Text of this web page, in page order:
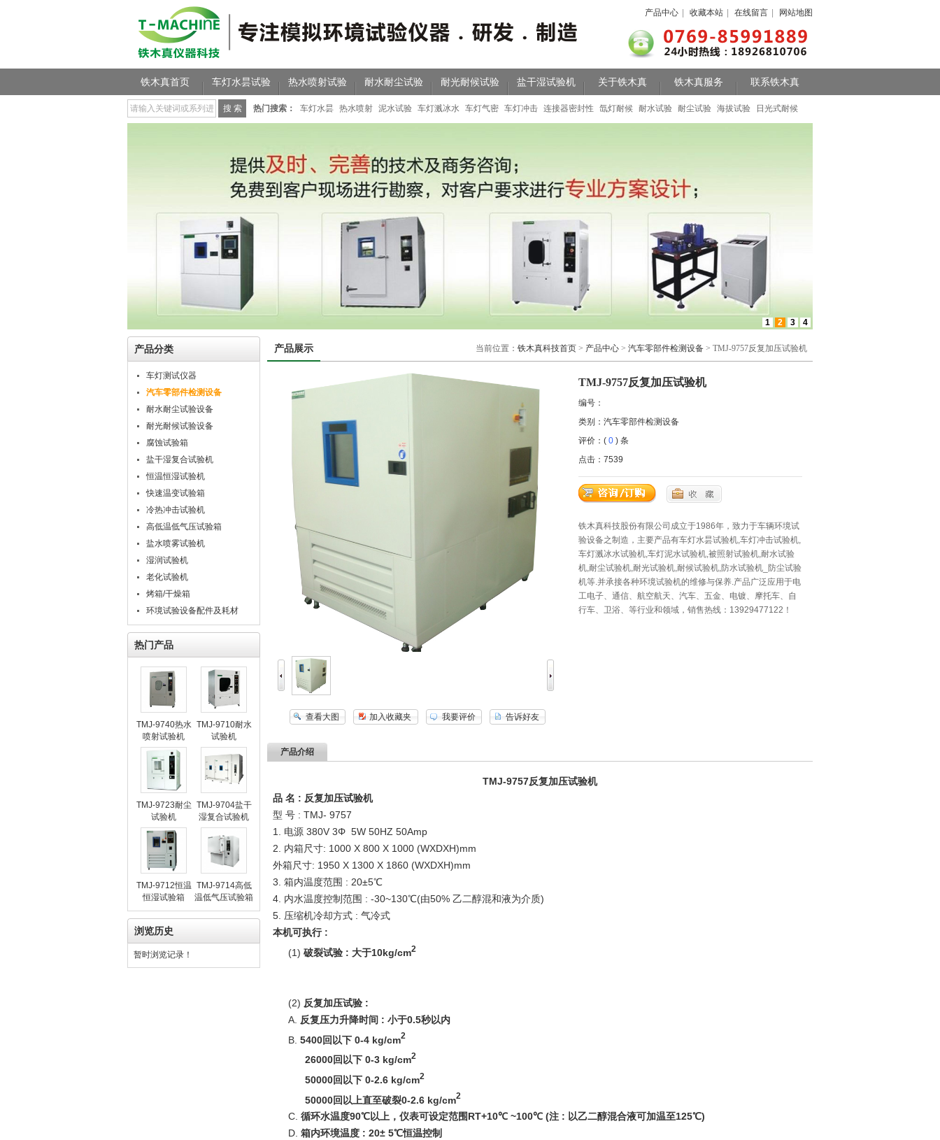
产品中心 收藏本站 在线留言 网站地图
铁木真首页 车灯水昙试验 热水喷射试验 耐水耐尘试验 耐光耐候试验 盐干湿试验机 关于铁木真 铁木真服务 联系铁木真
热门搜索： 车灯水昙 热水喷射 泥水试验 车灯溅冰水 车灯气密 车灯冲击 连接器密封性 氙灯耐候 耐水试验 耐尘试验 海拔试验 日光式耐候
1 2 3 4
产品分类
车灯测试仪器
汽车零部件检测设备
耐水耐尘试验设备
耐光耐候试验设备
腐蚀试验箱
盐干湿复合试验机
恒温恒湿试验机
快速温变试验箱
冷热冲击试验机
高低温低气压试验箱
盐水喷雾试验机
湿润试验机
老化试验机
烤箱/干燥箱
环境试验设备配件及耗材
热门产品
TMJ-9740热水
喷射试验机
TMJ-9710耐水
试验机
TMJ-9723耐尘
试验机
TMJ-9704盐干
湿复合试验机
TMJ-9712恒温
恒湿试验箱
TMJ-9714高低
温低气压试验箱
浏览历史
暂时浏览记录！
产品展示 当前位置： 铁木真科技首页 > 产品中心 > 汽车零部件检测设备 > TMJ-9757反复加压试验机
查看大图 加入收藏夹 我要评价 告诉好友
TMJ-9757反复加压试验机
编号：
类别：汽车零部件检测设备
评价：( 0 ) 条
点击：7539
铁木真科技股份有限公司成立于1986年，致力于车辆环境试
验设备之制造，主要产品有车灯水昙试验机,车灯冲击试验机,
车灯溅冰水试验机,车灯泥水试验机,被照射试验机,耐水试验
机,耐尘试验机,耐光试验机,耐候试验机,防水试验机_防尘试验
机等.并承接各种环境试验机的维修与保养.产品广泛应用于电
工电子、通信、航空航天、汽车、五金、电镀、摩托车、自
行车、卫浴、等行业和领域，销售热线：13929477122！
产品介绍
TMJ-9757反复加压试验机
品 名 : 反复加压试验机
型 号 : TMJ- 9757
1. 电源 380V 3Φ 5W 50HZ 50Amp
2. 内箱尺寸: 1000 X 800 X 1000 (WXDXH)mm
外箱尺寸: 1950 X 1300 X 1860 (WXDXH)mm
3. 箱内温度范围 : 20±5℃
4. 内水温度控制范围 : -30~130℃(由50% 乙二醇混和液为介质)
5. 压缩机冷却方式 : 气冷式
本机可执行:
(1) 破裂试验 : 大于10kg/cm2
(2) 反复加压试验 :
A.
反复压力升降时间 :小于0.5秒以内
B.5400回以下0-4 kg/cm2
26000回以下0-3 kg/cm2
50000回以下0-2.6 kg/cm2
50000回以上直至破裂0-2.6 kg/cm2
C.循环水温度90℃以上，仪表可设定范围RT+10℃~100℃(注 : 以乙二醇混合液可加温至125℃)
D.箱内环境温度 : 20±5℃恒温控制